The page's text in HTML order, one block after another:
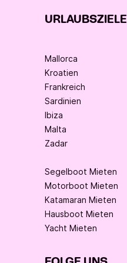
URLAUBSZIELE
Mallorca
Kroatien
Frankreich
Sardinien
Ibiza
Malta
Zadar
Segelboot Mieten
Motorboot Mieten
Katamaran Mieten
Hausboot Mieten
Yacht Mieten